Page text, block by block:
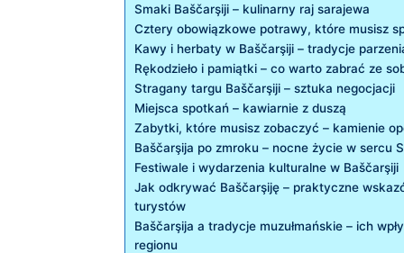
Smaki Baščarşiji – kulinarny raj sarajewa
Cztery⁢ obowiązkowe potrawy, które musisz
Kawy i herbaty⁣ w ‌Baščarşiji – tradycje
Rękodzieło i pamiątki – co warto ⁢zabrać ze
Stragany ⁤targu Baščarşiji ​– sztuka negocjacji
Miejsca spotkań – kawiarnie z duszą
Zabytki, które⁤ musisz⁤ zobaczyć ⁤– kamienie‍
Baščarşija​ po zmroku – nocne życie⁢ w sercu​
Festiwale i wydarzenia kulturalne w Baščarşiji
Jak odkrywać Baščarşiję – praktyczne
turystów
Baščarşija a tradycje muzułmańskie – ⁢ich
regionu